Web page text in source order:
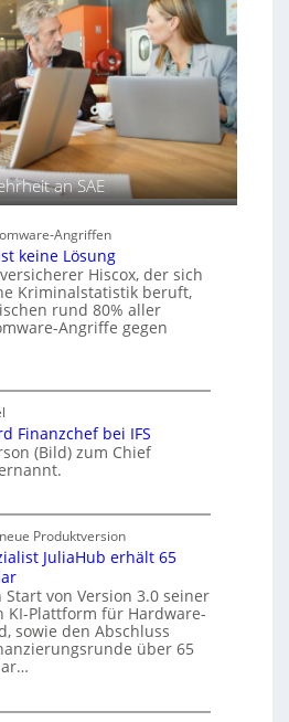
an SAE
Angriffen
keine Lösung
Hiscox, der sich
Kriminalstatistik beruft,
rund 80% aller
Angriffe gegen
Finanzchef bei IFS
(Bild) zum Chief
Produktversion
JuliaHub erhält 65
von Version 3.0 seiner
KI-Plattform für Hardware-
sowie den Abschluss
über 65